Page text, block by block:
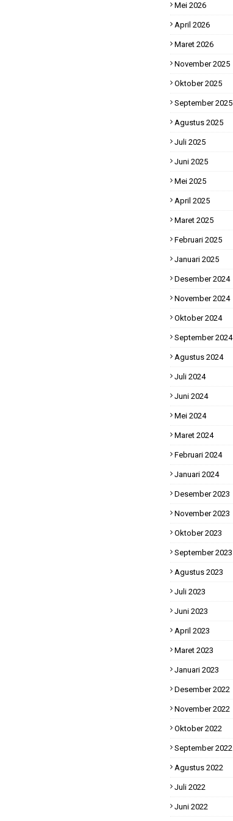
Mei 2026
April 2026
Maret 2026
November 2025
Oktober 2025
September 2025
Agustus 2025
Juli 2025
Juni 2025
Mei 2025
April 2025
Maret 2025
Februari 2025
Januari 2025
Desember 2024
November 2024
Oktober 2024
September 2024
Agustus 2024
Juli 2024
Juni 2024
Mei 2024
Maret 2024
Februari 2024
Januari 2024
Desember 2023
November 2023
Oktober 2023
September 2023
Agustus 2023
Juli 2023
Juni 2023
April 2023
Maret 2023
Januari 2023
Desember 2022
November 2022
Oktober 2022
September 2022
Agustus 2022
Juli 2022
Juni 2022